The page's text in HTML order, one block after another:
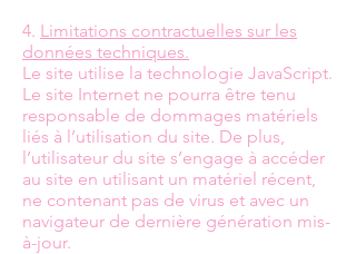
4. Limitations contractuelles sur les
données techniques.
Le site utilise la technologie JavaScript.
Le site Internet ne pourra être tenu
responsable de dommages matériels
liés à l’utilisation du site. De plus,
l’utilisateur du site s’engage à accéder
au site en utilisant un matériel récent,
ne contenant pas de virus et avec un
navigateur de dernière génération mis-
à-jour.